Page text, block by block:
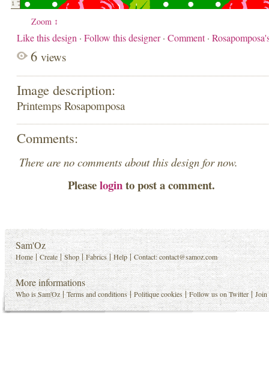
Zoom ↕
Like this design · Follow this designer· Comment·
6 views
Image description:
Printemps Rosapomposa
Comments:
There are no comments about this design for now.
Pleaseloginto post a comment.
Sam'Oz
Home |Create |Shop |Fabrics |Help |Contact:contact@samoz.com
More informations
Who is Sam'Oz |Terms and conditions |Politique cookies |Follow us on Twitter |Join